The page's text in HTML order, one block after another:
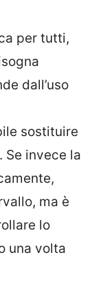
per tutti,
dall’uso
sostituire
. Se invece la
ma è
lo
una volta